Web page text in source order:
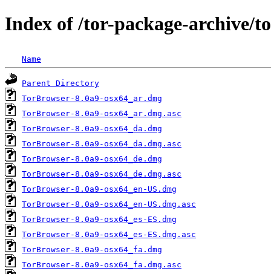
Index of /tor-package-archive/
Name
Parent Directory
TorBrowser-8.0a9-osx64_ar.dmg
TorBrowser-8.0a9-osx64_ar.dmg.asc
TorBrowser-8.0a9-osx64_da.dmg
TorBrowser-8.0a9-osx64_da.dmg.asc
TorBrowser-8.0a9-osx64_de.dmg
TorBrowser-8.0a9-osx64_de.dmg.asc
TorBrowser-8.0a9-osx64_en-US.dmg
TorBrowser-8.0a9-osx64_en-US.dmg.asc
TorBrowser-8.0a9-osx64_es-ES.dmg
TorBrowser-8.0a9-osx64_es-ES.dmg.asc
TorBrowser-8.0a9-osx64_fa.dmg
TorBrowser-8.0a9-osx64_fa.dmg.asc